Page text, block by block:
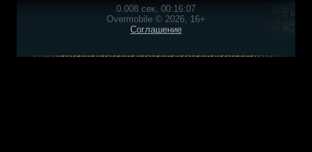
0.008 сек, 00:16:07
Overmobile © 2026, 16+
Соглашение